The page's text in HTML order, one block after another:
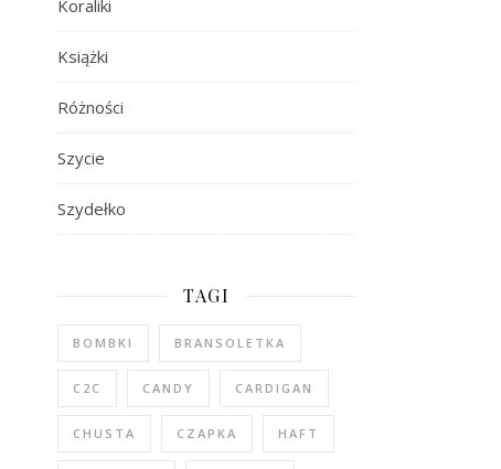
Koraliki
Książki
Różności
Szycie
Szydełko
TAGI
BOMBKI BRANSOLETKA
C2C CANDY CARDIGAN
CHUSTA CZAPKA HAFT